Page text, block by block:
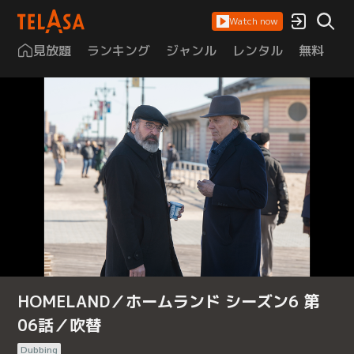
Watch now
見放題 ランキング ジャンル レンタル 無料
HOMELAND／ホームランド シーズン6 第
06話／吹替
Dubbing